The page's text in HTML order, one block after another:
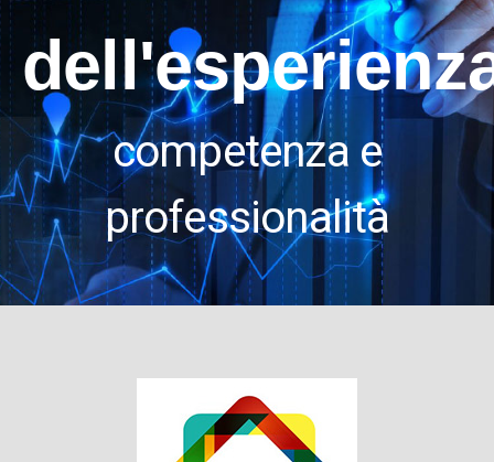
competenza e
professionalità